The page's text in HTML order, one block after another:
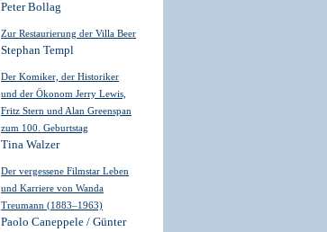
Peter Bollag
Zur Restaurierung der Villa Beer
Stephan Templ
Der Komiker, der Historiker
und der Ökonom Jerry Lewis,
Fritz Stern und Alan Greenspan
zum 100. Geburtstag
Tina Walzer
Der vergessene Filmstar Leben
und Karriere von Wanda
Treumann (1883–1963)
Paolo Caneppele / Günter